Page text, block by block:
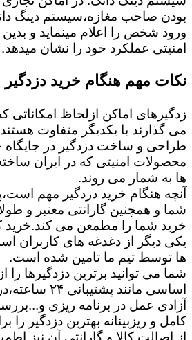
بودن صاحب مغازه،سیستم دینگ
ورود شخص را اعلام مینماید و
امنیتی عملکرد خود را نشان میدهد.
نکات مهم هنگام خرید
زدگیرهای اماکن ازلحاظ امکاناتی
می گذارند با یکدیگر متفاوت
طراحی و ساخت دزدگیر در جایگاه
محصولات امنیتی که در ایران
ها به شمار می روند.
آنچه هنگام خرید دزدگیر مهم
شما و همچنین گارانتی معتبر و
خرید شما را مطمعن می کند.خرید
یکی دیگر از دغدغه های کاربران
ها توسط تیم ما تامین شده است.
شما می توانید برترین دزدگیرها را
اساسی مانند
آزادی عمل در برنامه ریزی
کامل و ریزبینانه بهترین دزدگیر را
از اصالت کالا و گارانتی آن نیز